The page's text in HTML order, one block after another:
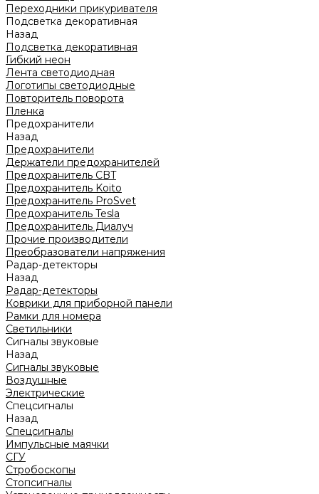
Переходники прикуривателя
Подсветка декоративная
Назад
Подсветка декоративная
Гибкий неон
Лента светодиодная
Логотипы светодиодные
Повторитель поворота
Пленка
Предохранители
Назад
Предохранители
Держатели предохранителей
Предохранитель CBT
Предохранитель Koito
Предохранитель ProSvet
Предохранитель Tesla
Предохранитель Диалуч
Прочие производители
Преобразователи напряжения
Радар-детекторы
Назад
Радар-детекторы
Коврики для приборной панели
Рамки для номера
Светильники
Сигналы звуковые
Назад
Сигналы звуковые
Воздушные
Электрические
Спецсигналы
Назад
Спецсигналы
Импульсные маячки
СГУ
Стробоскопы
Стопсигналы